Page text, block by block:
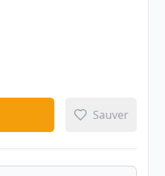
Sauver